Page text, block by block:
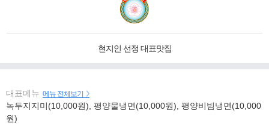
현지인 선정 대표맛집
대표메뉴 메뉴 전체보기
녹두지지미(10,000원), 평양물냉면(10,000원), 평양비빔냉면(10,000
원)